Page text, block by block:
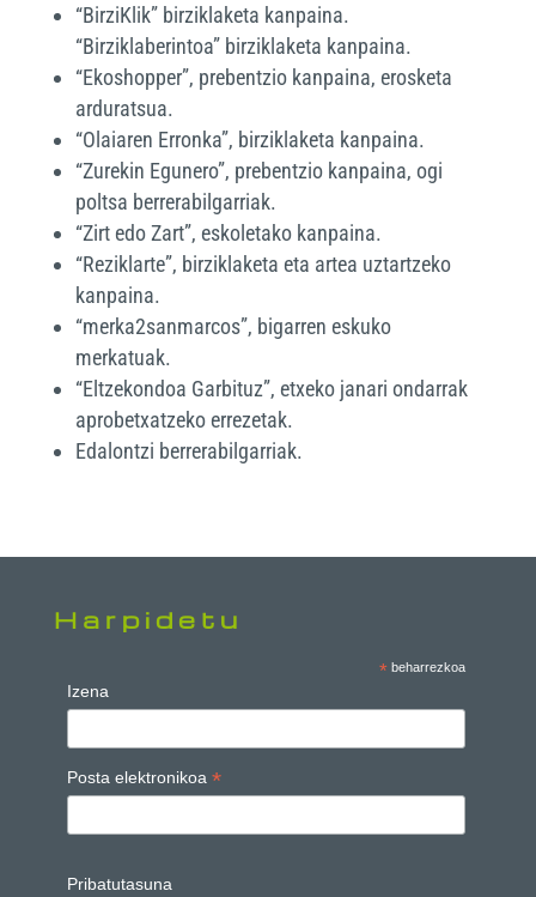
“BirziKlik” birziklaketa kanpaina.
“Birziklaberintoa” birziklaketa kanpaina.
“Ekoshopper”, prebentzio kanpaina, erosketa
arduratsua.
“Olaiaren Erronka”, birziklaketa kanpaina.
“Zurekin Egunero”, prebentzio kanpaina, ogi
poltsa berrerabilgarriak.
“Zirt edo Zart”, eskoletako kanpaina.
“Reziklarte”, birziklaketa eta artea uztartzeko
kanpaina.
“merka2sanmarcos”, bigarren eskuko
merkatuak.
“Eltzekondoa Garbituz”, etxeko janari ondarrak
aprobetxatzeko errezetak.
Edalontzi berrerabilgarriak.
Harpidetu
* beharrezkoa
Izena
Posta elektronikoa *
Pribatutasuna